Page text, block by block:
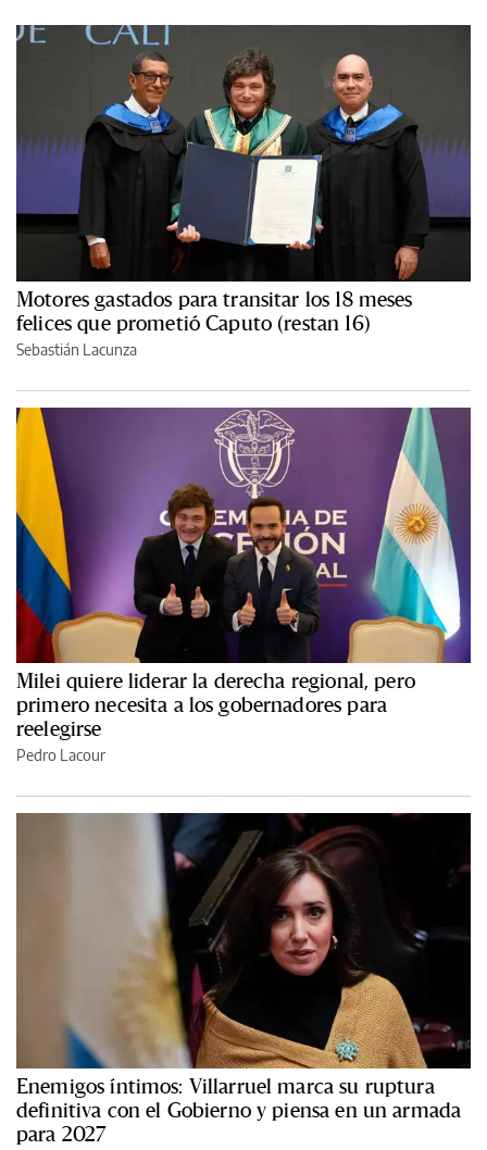
Motores gastados para transitar los 18 meses
felices que prometió Caputo (restan 16)
Sebastián Lacunza
Milei quiere liderar la derecha regional, pero
primero necesita a los gobernadores para
reelegirse
Pedro Lacour
Enemigos íntimos: Villarruel marca su ruptura
definitiva con el Gobierno y piensa en un armada
para 2027